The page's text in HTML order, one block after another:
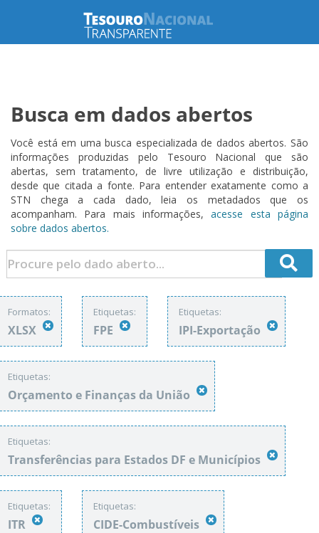
Busca em dados abertos
Você está em uma busca especializada de dados abertos. São
informações produzidas pelo Tesouro Nacional que são
abertas, sem tratamento, de livre utilização e distribuição,
desde que citada a fonte. Para entender exatamente como a
STN chega a cada dado, leia os metadados que os
acompanham. Para mais informações,acesse esta página
sobre dados abertos.
Formatos:
XLSX
Etiquetas:
FPE
Etiquetas:
IPI-Exportação
Etiquetas:
Orçamento e Finanças da União
Etiquetas:
Transferências para Estados DF e Municípios
Etiquetas:
ITR
Etiquetas:
CIDE-Combustíveis